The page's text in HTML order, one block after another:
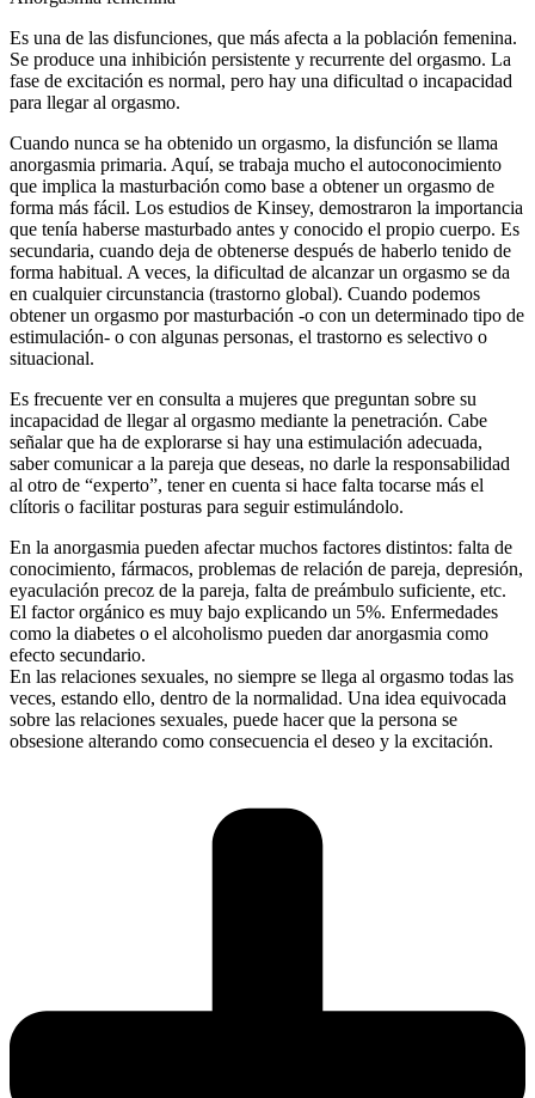
Es una de las disfunciones, que más afecta a la población femenina.
Se produce una inhibición persistente y recurrente del orgasmo. La
fase de excitación es normal, pero hay una dificultad o incapacidad
para llegar al orgasmo.
Cuando nunca se ha obtenido un orgasmo, la disfunción se llama
anorgasmia primaria. Aquí, se trabaja mucho el autoconocimiento
que implica la masturbación como base a obtener un orgasmo de
forma más fácil. Los estudios de Kinsey, demostraron la importancia
que tenía haberse masturbado antes y conocido el propio cuerpo. Es
secundaria, cuando deja de obtenerse después de haberlo tenido de
forma habitual. A veces, la dificultad de alcanzar un orgasmo se da
en cualquier circunstancia (trastorno global). Cuando podemos
obtener un orgasmo por masturbación -o con un determinado tipo de
estimulación- o con algunas personas, el trastorno es selectivo o
situacional.
Es frecuente ver en consulta a mujeres que preguntan sobre su
incapacidad de llegar al orgasmo mediante la penetración. Cabe
señalar que ha de explorarse si hay una estimulación adecuada,
saber comunicar a la pareja que deseas, no darle la responsabilidad
al otro de “experto”, tener en cuenta si hace falta tocarse más el
clítoris o facilitar posturas para seguir estimulándolo.
En la anorgasmia pueden afectar muchos factores distintos: falta de
conocimiento, fármacos, problemas de relación de pareja, depresión,
eyaculación precoz de la pareja, falta de preámbulo suficiente, etc.
El factor orgánico es muy bajo explicando un 5%. Enfermedades
como la diabetes o el alcoholismo pueden dar anorgasmia como
efecto secundario.
En las relaciones sexuales, no siempre se llega al orgasmo todas las
veces, estando ello, dentro de la normalidad. Una idea equivocada
sobre las relaciones sexuales, puede hacer que la persona se
obsesione alterando como consecuencia el deseo y la excitación.